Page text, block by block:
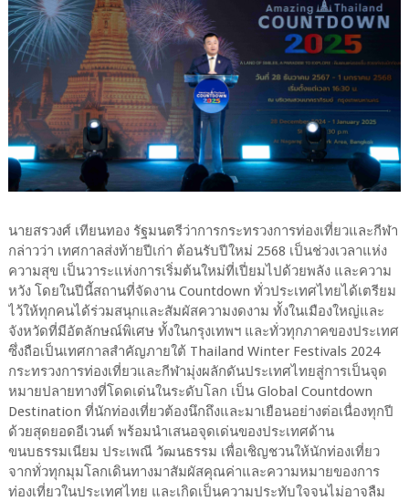
นายสรวงศ์ เทียนทอง รัฐมนตรีว่าการกระทรวงการท่องเที่ยวและกีฬา
กล่าวว่า เทศกาลส่งท้ายปีเก่า ต้อนรับปีใหม่ 2568 เป็นช่วงเวลาแห่ง
ความสุข เป็นวาระแห่งการเริ่มต้นใหม่ที่เปี่ยมไปด้วยพลัง และความ
หวัง โดยในปีนี้สถานที่จัดงาน Countdown ทั่วประเทศไทยได้เตรียม
ไว้ให้ทุกคนได้ร่วมสนุกและสัมผัสความงดงาม ทั้งในเมืองใหญ่และ
จังหวัดที่มีอัตลักษณ์พิเศษ ทั้งในกรุงเทพฯ และทั่วทุกภาคของประเทศ
ซึ่งถือเป็นเทศกาลสำคัญภายใต้ Thailand Winter Festivals 2024
กระทรวงการท่องเที่ยวและกีฬามุ่งผลักดันประเทศไทยสู่การเป็นจุด
หมายปลายทางที่โดดเด่นในระดับโลก เป็น Global Countdown
Destination ที่นักท่องเที่ยวต้องนึกถึงและมาเยือนอย่างต่อเนื่องทุกปี
ด้วยสุดยอดอีเวนต์ พร้อมนำเสนอจุดเด่นของประเทศด้าน
ขนบธรรมเนียม ประเพณี วัฒนธรรม เพื่อเชิญชวนให้นักท่องเที่ยว
จากทั่วทุกมุมโลกเดินทางมาสัมผัสคุณค่าและความหมายของการ
ท่องเที่ยวในประเทศไทย และเกิดเป็นความประทับใจจนไม่อาจลืม